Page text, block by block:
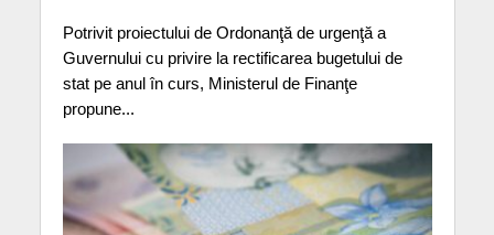
Potrivit proiectului de Ordonanţă de urgenţă a
Guvernului cu privire la rectificarea bugetului de
stat pe anul în curs, Ministerul de Finanţe
propune...